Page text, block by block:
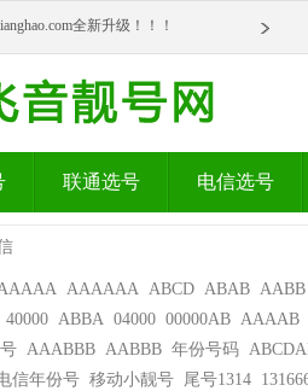
全新升级！！！
联通选号 电信选号
AAAAAA ABCD ABAB AABB
40000 ABBA 04000 00000AB AAAAB
AAABBB AABBB 年份号码
信年份号 移动小靓号 尾号1314